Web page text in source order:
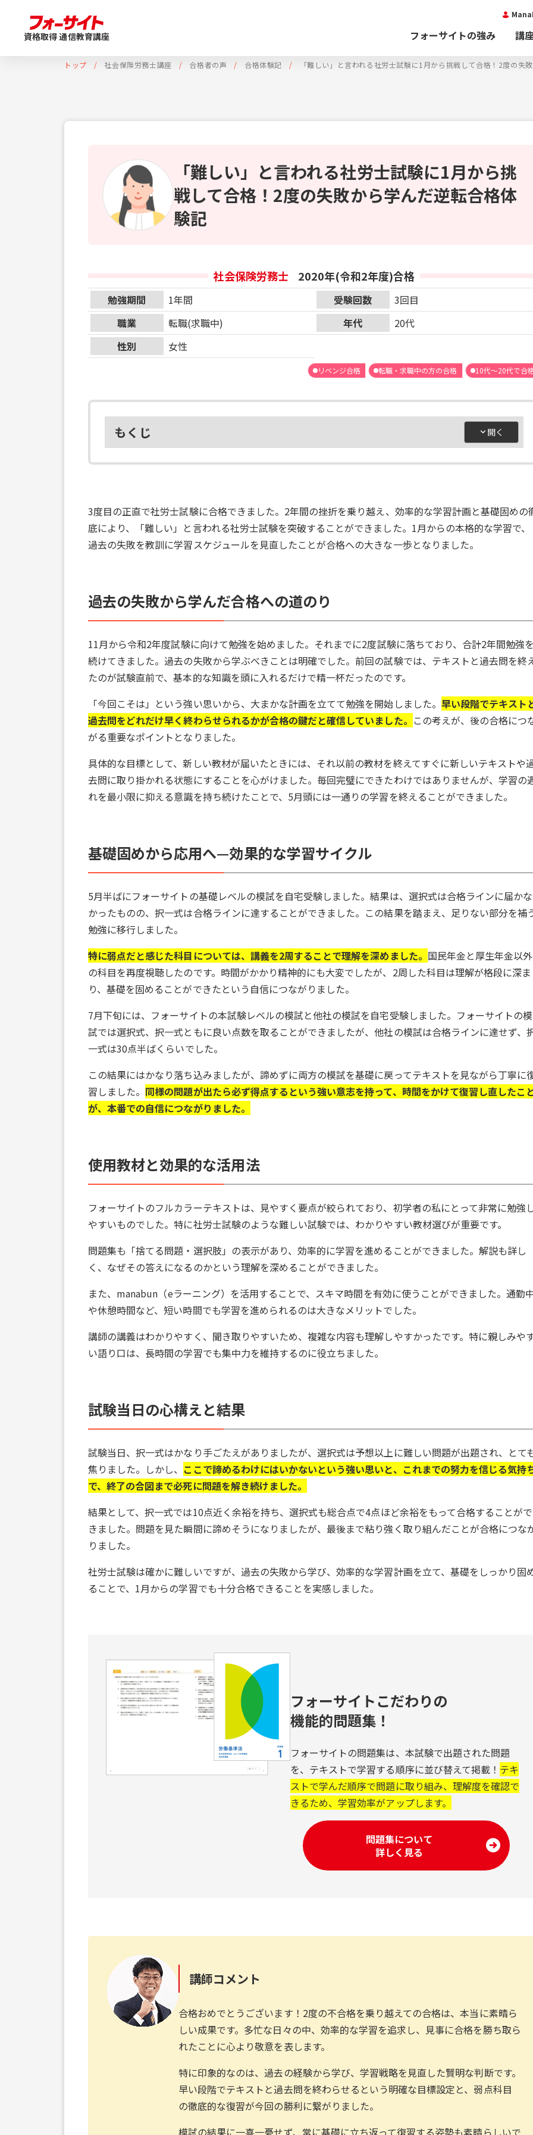
資格取得 通信教育講座 フォーサイトの強み 講
トップ 社会保険労務士講座 合格者の声 合格体験記 「難しい」と言われる社労士試験に1月から挑戦して合格！2度の失
「難しい」と言われる社労士試験に1月から挑
戦して合格！2度の失敗から学んだ逆転合格体
験記
社会保険労務士 2020年(令和2年度)合格
勉強期間 1年間 受験回数
3回目
職業
転職(求職中) 年代
20代
性別
女性
リベンジ合格 転職・求職中の方の合格 10代～20代で合
もくじ
3度目の正直で社労士試験に合格できました。2年間の挫折を乗り越え、効率的な学習計画と基礎固めの
底により、「難しい」と言われる社労士試験を突破することができました。1月からの本格的な学習で、
過去の失敗を教訓に学習スケジュールを見直したことが合格への大きな一歩となりました。
過去の失敗から学んだ合格への道のり
11月から令和2年度試験に向けて勉強を始めました。それまでに2度試験に落ちており、合計2年間勉強
続けてきました。過去の失敗から学ぶべきことは明確でした。前回の試験では、テキストと過去問を終
たのが試験直前で、基本的な知識を頭に入れるだけで精一杯だったのです。
「今回こそは」という強い思いから、大まかな計画を立てて勉強を開始しました。 早い段階でテキスト
過去問をどれだけ早く終わらせられるかが合格の鍵だと確信していました。 この考えが、後の合格につ
がる重要なポイントとなりました。
具体的な目標として、新しい教材が届いたときには、それ以前の教材を終えてすぐに新しいテキストや
去問に取り掛かれる状態にすることを心がけました。毎回完璧にできたわけではありませんが、学習の
れを最小限に抑える意識を持ち続けたことで、5月頭には一通りの学習を終えることができました。
基礎固めから応用へ—効果的な学習サイクル
5月半ばにフォーサイトの基礎レベルの模試を自宅受験しました。結果は、選択式は合格ラインに届かな
かったものの、択一式は合格ラインに達することができました。この結果を踏まえ、足りない部分を補
勉強に移行しました。
特に弱点だと感じた科目については、講義を2周することで理解を深めました。 国民年金と厚生年金以外
の科目を再度視聴したのです。時間がかかり精神的にも大変でしたが、2周した科目は理解が格段に深ま
り、基礎を固めることができたという自信につながりました。
7月下旬には、フォーサイトの本試験レベルの模試と他社の模試を自宅受験しました。フォーサイトの模
試では選択式、択一式ともに良い点数を取ることができましたが、他社の模試は合格ラインに達せず、
一式は30点半ばくらいでした。
この結果にはかなり落ち込みましたが、諦めずに両方の模試を基礎に戻ってテキストを見ながら丁寧に
習しました。 同様の問題が出たら必ず得点するという強い意志を持って、時間をかけて復習し直したこ
が、本番での自信につながりました。
使用教材と効果的な活用法
フォーサイトのフルカラーテキストは、見やすく要点が絞られており、初学者の私にとって非常に勉強
やすいものでした。特に社労士試験のような難しい試験では、わかりやすい教材選びが重要です。
問題集も「捨てる問題・選択肢」の表示があり、効率的に学習を進めることができました。解説も詳し
く、なぜその答えになるのかという理解を深めることができました。
また、manabun（eラーニング）を活用することで、スキマ時間を有効に使うことができました。通勤
や休憩時間など、短い時間でも学習を進められるのは大きなメリットでした。
講師の講義はわかりやすく、聞き取りやすいため、複雑な内容も理解しやすかったです。特に親しみや
い語り口は、長時間の学習でも集中力を維持するのに役立ちました。
試験当日の心構えと結果
試験当日、択一式はかなり手ごたえがありましたが、選択式は予想以上に難しい問題が出題され、とて
焦りました。しかし、 ここで諦めるわけにはいかないという強い思いと、これまでの努力を信じる気持
で、終了の合図まで必死に問題を解き続けました。
結果として、択一式では10点近く余裕を持ち、選択式も総合点で4点ほど余裕をもって合格することがで
きました。問題を見た瞬間に諦めそうになりましたが、最後まで粘り強く取り組んだことが合格につな
りました。
社労士試験は確かに難しいですが、過去の失敗から学び、効率的な学習計画を立て、基礎をしっかり固
ることで、1月からの学習でも十分合格できることを実感しました。
フォーサイトこだわりの
機能的問題集！
フォーサイトの問題集は、本試験で出題された問題
を、テキストで学習する順序に並び替えて掲載！ テキ
ストで学んだ順序で問題に取り組み、理解度を確認で
きるため、学習効率がアップします。
問題集について
詳しく見る
講師コメント
合格おめでとうございます！2度の不合格を乗り越えての合格は、本当に素晴ら
しい成果です。多忙な日々の中、効率的な学習を追求し、見事に合格を勝ち取ら
れたことに心より敬意を表します。
特に印象的なのは、過去の経験から学び、学習戦略を見直した賢明な判断です。
早い段階でテキストと過去問を終わらせるという明確な目標設定と、弱点科目
の徹底的な復習が今回の勝利に繋がりました。
模試の結果に一喜一憂せず、常に基礎に立ち返って復習する姿勢も素晴らしいで